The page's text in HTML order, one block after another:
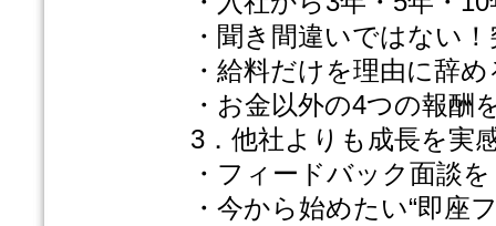
・聞き間違いではない
・給料だけを理由に辞
・お金以外の4つの報酬
3．他社よりも成長を実
・フィードバック面談
・今から始めたい“即座